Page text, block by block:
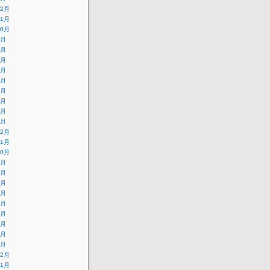
月
月
月
月
月
月
月
月